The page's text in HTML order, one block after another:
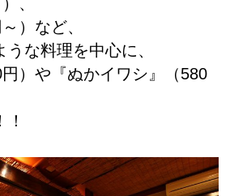
）など、
な料理を中心に、
円）や『ぬかイワシ』（580